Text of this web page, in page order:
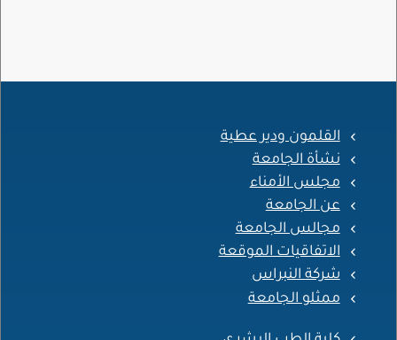
القلمون ودير عطية
نشأة الجامعة
مجلس الأمناء
عن الجامعة
مجالس الجامعة
الاتفاقيات الموقعة
شركة النبراس
ممثلو الجامعة